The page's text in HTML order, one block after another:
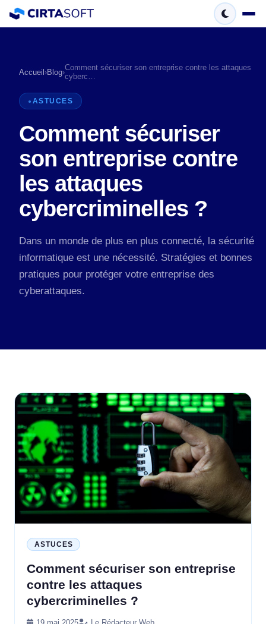
Accueil›Blog›Comment sécuriser son entreprise contre les attaques
cyberc…
ASTUCES
Comment sécuriser
son entreprise contre
les attaques
cybercriminelles ?
Dans un monde de plus en plus connecté, la sécurité
informatique est une nécessité. Stratégies et bonnes
pratiques pour protéger votre entreprise des
cyberattaques.
ASTUCES
Comment sécuriser son entreprise
contre les attaques
cybercriminelles ?